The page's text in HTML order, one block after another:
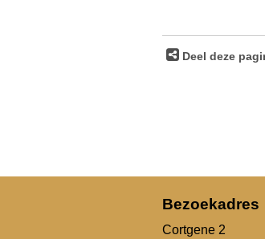
Deel deze
Bezoekadres
Cortgene 2